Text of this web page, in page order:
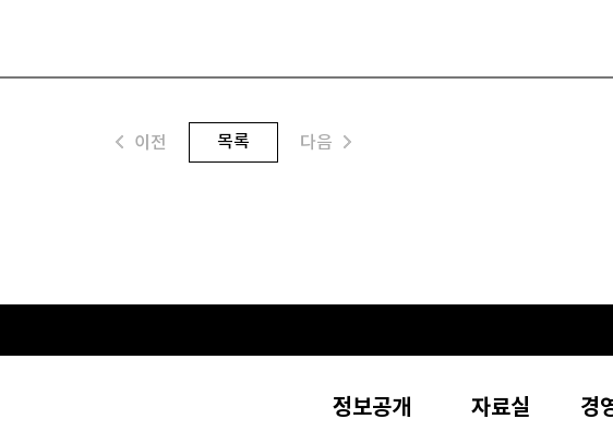
이전 목록 다음
정보공개 자료실 경